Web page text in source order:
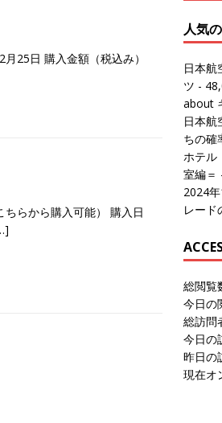
25日 購入金額（税込み）
らから購入可能） 購入日
人気
日本航
ツ -
about
日本航
ちの確
ホテル
室編＝
2024
レード
総閲覧
今日の
総訪問
今日の
昨日の
現在オ